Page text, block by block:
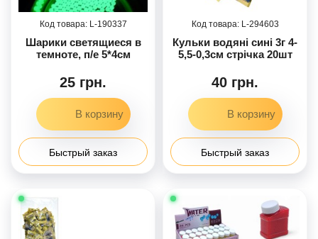
190337
Шарики светящиеся в
темноте, п/е 5*4см
25 грн.
Быстрый заказ
294603
Кульки водяні сині 3г 4-
5,5-0,3см стрічка 20шт
40 грн.
Быстрый заказ